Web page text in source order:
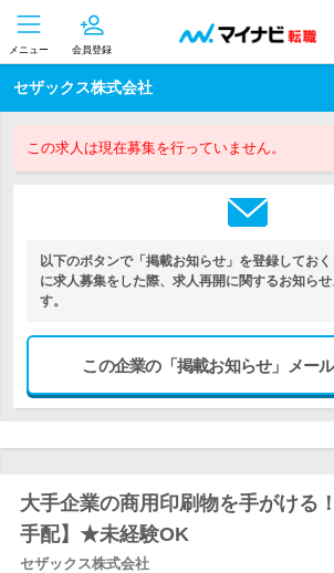
メニュー 会員登録
セザックス株式会社
この求人は現在募集を行っていません。
以下のボタンで「掲載お知らせ」を登録してお
に求人募集をした際、求人再開に関するお知ら
す。
この企業の「掲載お知らせ」メー
大手企業の商用印刷物を手がける
手配】★未経験OK
セザックス株式会社